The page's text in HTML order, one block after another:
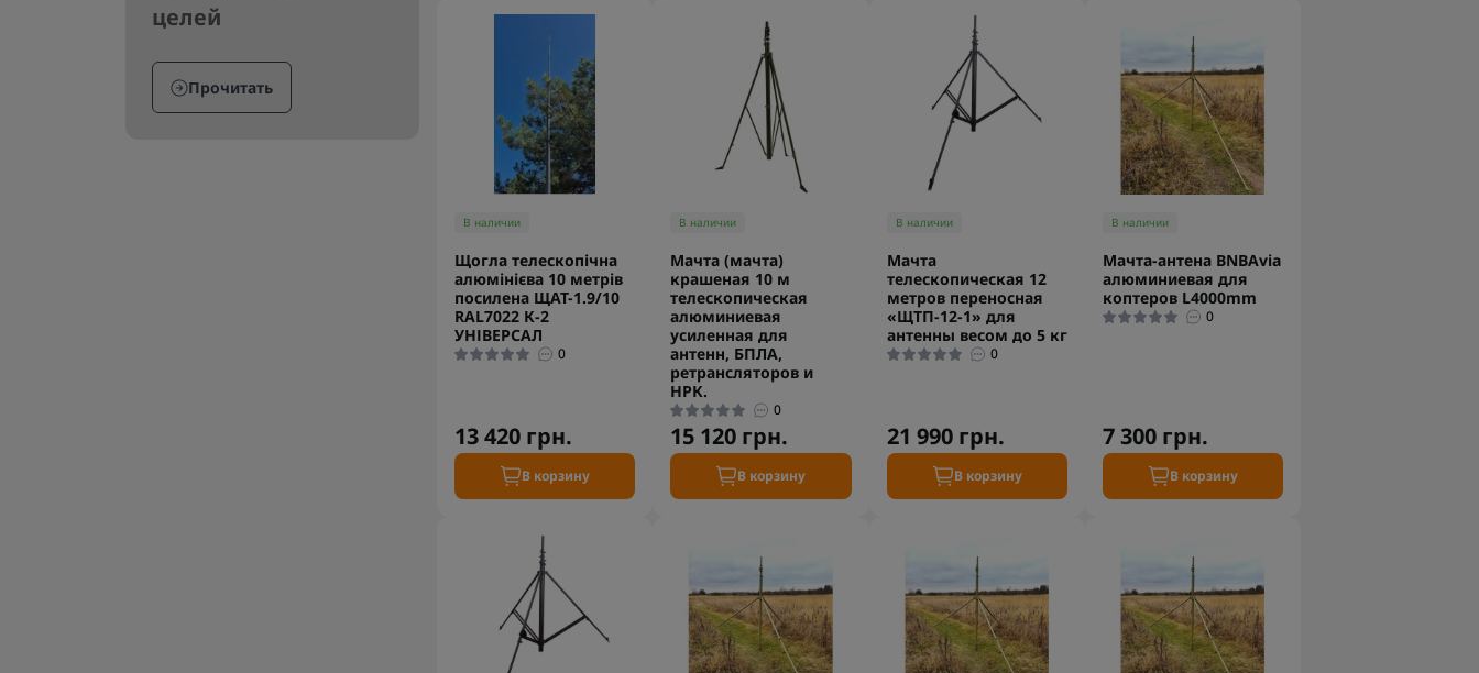
целей
Прочитать
В наличии
Щогла телескопічна
алюмінієва 10 метрів
посилена ЩАТ-1.9/10
RAL7022 К-2
УНІВЕРСАЛ
0
13 420 грн.
В корзину
В наличии
Мачта (мачта)
крашеная 10 м
телескопическая
алюминиевая
усиленная для
антенн, БПЛА,
ретрансляторов и
НРК.
0
15 120 грн.
В корзину
В наличии
Мачта
телескопическая 12
метров переносная
«ЩТП-12-1» для
антенны весом до 5 кг
0
21 990 грн.
В корзину
В наличии
Мачта-антена BNBAvia
алюминиевая для
коптеров L4000mm
0
7 300 грн.
В корзину